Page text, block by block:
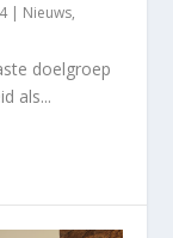
| Nieuws,
doelgroep
als...